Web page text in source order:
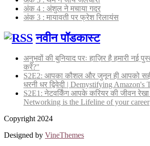
अंक 4 : अंशुल ने मचाया गदर
अंक 3 : मायावती पर फ्रेश रिलायंस
नवीन पॉडकास्ट
अनुभवों की बुनियाद परः हाज़िर है हमारी नई
करें?"
S2E2: आपका कौशल और जुनून ही आपको
धरनी धर द्विवेदी | Demystifying
S2E1: नेटवर्किंग आपके करियर की जीवन
Networking is the Lifeline of your career
Copyright 2024
Designed by VineThemes